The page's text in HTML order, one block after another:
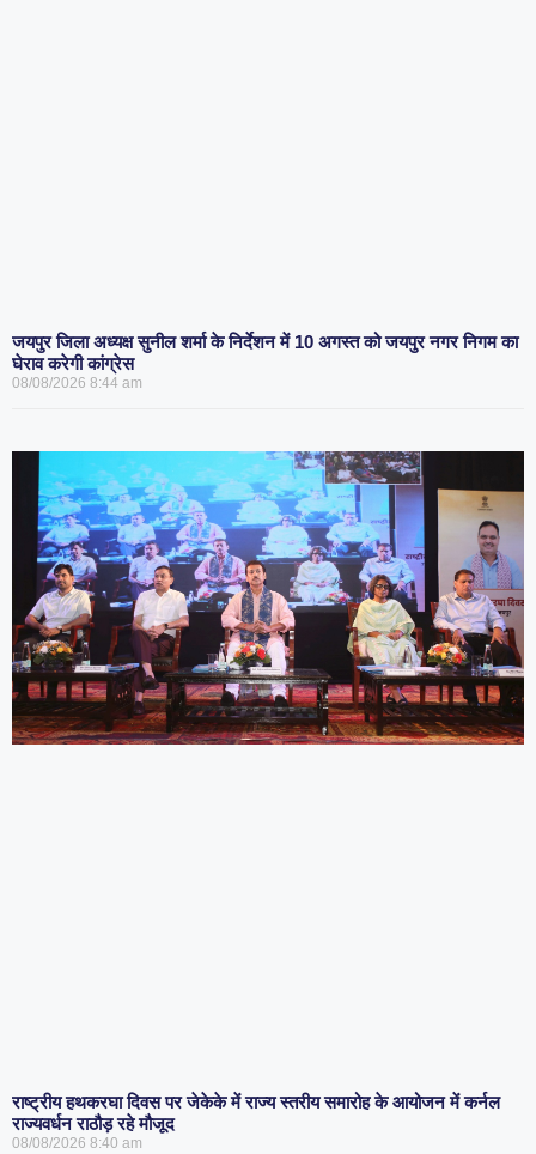
जयपुर जिला अध्यक्ष सुनील शर्मा के निर्देशन में 10 अगस्त को जयपुर नगर निगम का
घेराव करेगी कांग्रेस
08/08/2026 8:44 am
राष्ट्रीय हथकरघा दिवस पर जेकेके में राज्य स्तरीय समारोह के आयोजन में कर्नल
राज्यवर्धन राठौड़ रहे मौजूद
08/08/2026 8:40 am